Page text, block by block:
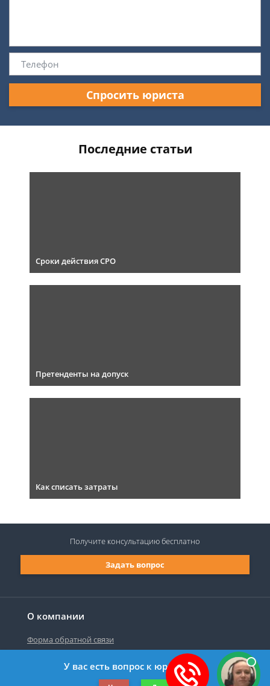
Спросить юриста
Последние статьи
Сроки действия СРО
Претенденты на допуск
Как списать затраты
О компании
Форма обратной связи
©2019-2026 Все права защищены.
Задать вопрос
Получите консультациюбесплатно
У вас есть вопрос к юристу?